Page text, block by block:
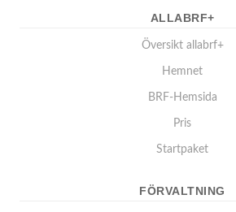
ALLABRF+
Översikt allabrf+
Hemnet
BRF-Hemsida
Pris
Startpaket
FÖRVALTNING